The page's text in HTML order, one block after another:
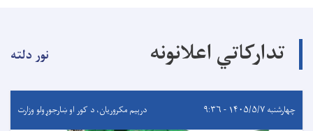
تدارکاتي اعلانونه نور دلته
چهارشنبه ۱۴۰۵/۵/۷ - ۹:۳۶ درېيم مکروریان، د کور او ښارجوړولو وزارت